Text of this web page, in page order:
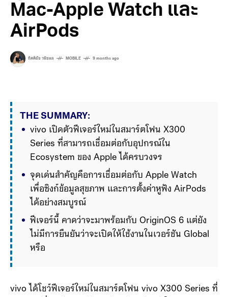
Mac-Apple Watch และ
AirPods
กิตติธัช วนิชผล MOBILE 9 months ago
THE SUMMARY:
vivo เปิดตัวฟีเจอร์ใหม่ในสมาร์ตโฟน X300
Series ที่สามารถเชื่อมต่อกับอุปกรณ์ใน
Ecosystem ของ Apple ได้ครบวงจร
จุดเด่นสำคัญคือการเชื่อมต่อกับ Apple Watch
เพื่อซิงก์ข้อมูลสุขภาพ และการตั้งค่าหูฟัง AirPods
ได้อย่างสมบูรณ์
ฟีเจอร์นี้ คาดว่าจะมาพร้อมกับ OriginOS 6 แต่ยัง
ไม่มีการยืนยันว่าจะเปิดให้ใช้งานในเวอร์ชัน Global
หรือไม่
vivo ได้โชว์ฟีเจอร์ใหม่ในสมาร์ตโฟน vivo X300 Series ที่